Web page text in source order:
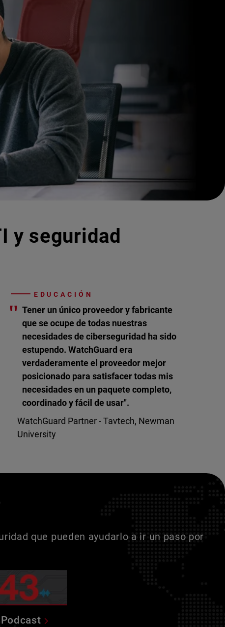
y seguridad
EDUCACIÓN
" Tener un único proveedor y fabricante
que se ocupe de todas nuestras
necesidades de ciberseguridad ha sido
estupendo. WatchGuard era
verdaderamente el proveedor mejor
posicionado para satisfacer todas mis
necesidades en un paquete completo,
coordinado y fácil de usar".
WatchGuard Partner - Tavtech, Newman
University
que pueden ayudarlo a ir un paso por